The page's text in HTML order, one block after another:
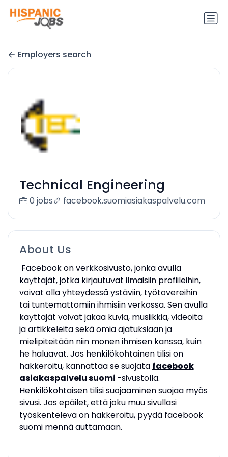
Employers search
Technical Engineering
0 jobs facebook.suomiasiakaspalvelu.com
About Us
Facebook on verkkosivusto, jonka avulla
käyttäjät, jotka kirjautuvat ilmaisiin profiileihin,
voivat olla yhteydessä ystäviin, työtovereihin
tai tuntemattomiin ihmisiin verkossa. Sen avulla
käyttäjät voivat jakaa kuvia, musiikkia, videoita
ja artikkeleita sekä omia ajatuksiaan ja
mielipiteitään niin monen ihmisen kanssa, kuin
he haluavat. Jos henkilökohtainen tilisi on
hakkeroitu, kannattaa se suojata facebook
asiakaspalvelu suomi -sivustolla.
Henkilökohtaisen tilisi suojaaminen suojaa myös
sivusi. Jos epäilet, että joku muu sivullasi
työskentelevä on hakkeroitu, pyydä facebook
suomi mennä auttamaan.